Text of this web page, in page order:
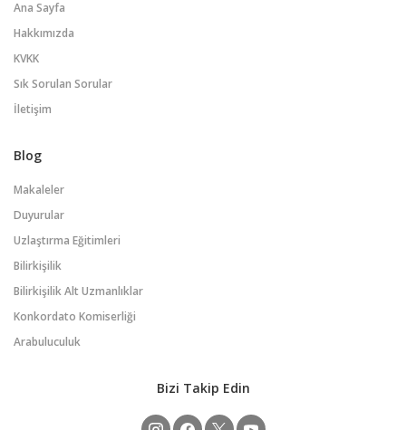
Ana Sayfa
Hakkımızda
KVKK
Sık Sorulan Sorular
İletişim
Blog
Makaleler
Duyurular
Uzlaştırma Eğitimleri
Bilirkişilik
Bilirkişilik Alt Uzmanlıklar
Konkordato Komiserliği
Arabuluculuk
Bizi Takip Edin